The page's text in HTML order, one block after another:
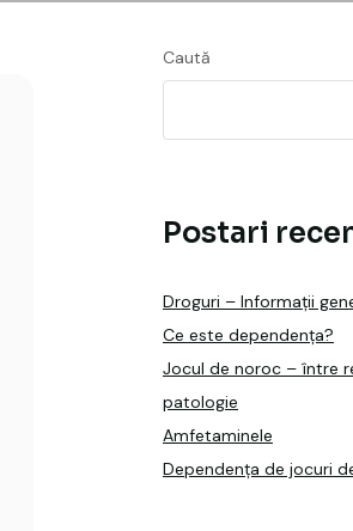
Caută
Postari
Droguri – Informații
Ce este dependența?
Jocul de noroc – între
patologie
Amfetaminele
Dependența de jocuri